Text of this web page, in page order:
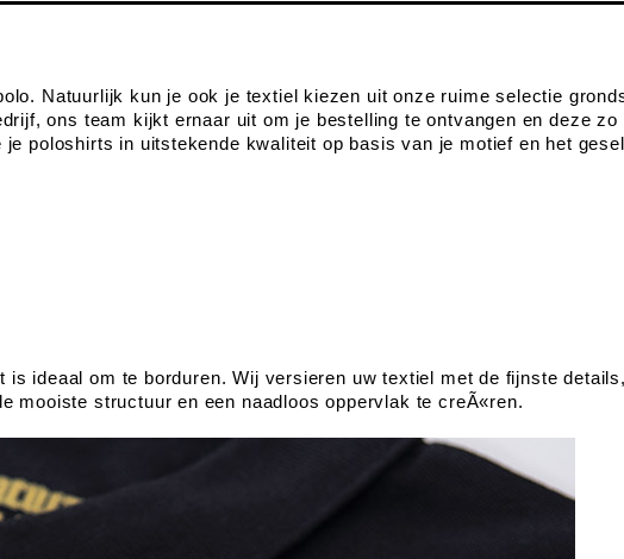
Natuurlijk kun je ook je textiel kiezen uit onze ruime selectie
ons team kijkt ernaar uit om je bestelling te ontvangen en deze
poloshirts in uitstekende kwaliteit op basis van je motief en het
ideaal om te borduren. Wij versieren uw textiel met de fijnste
mooiste structuur en een naadloos oppervlak te creÃ«ren.